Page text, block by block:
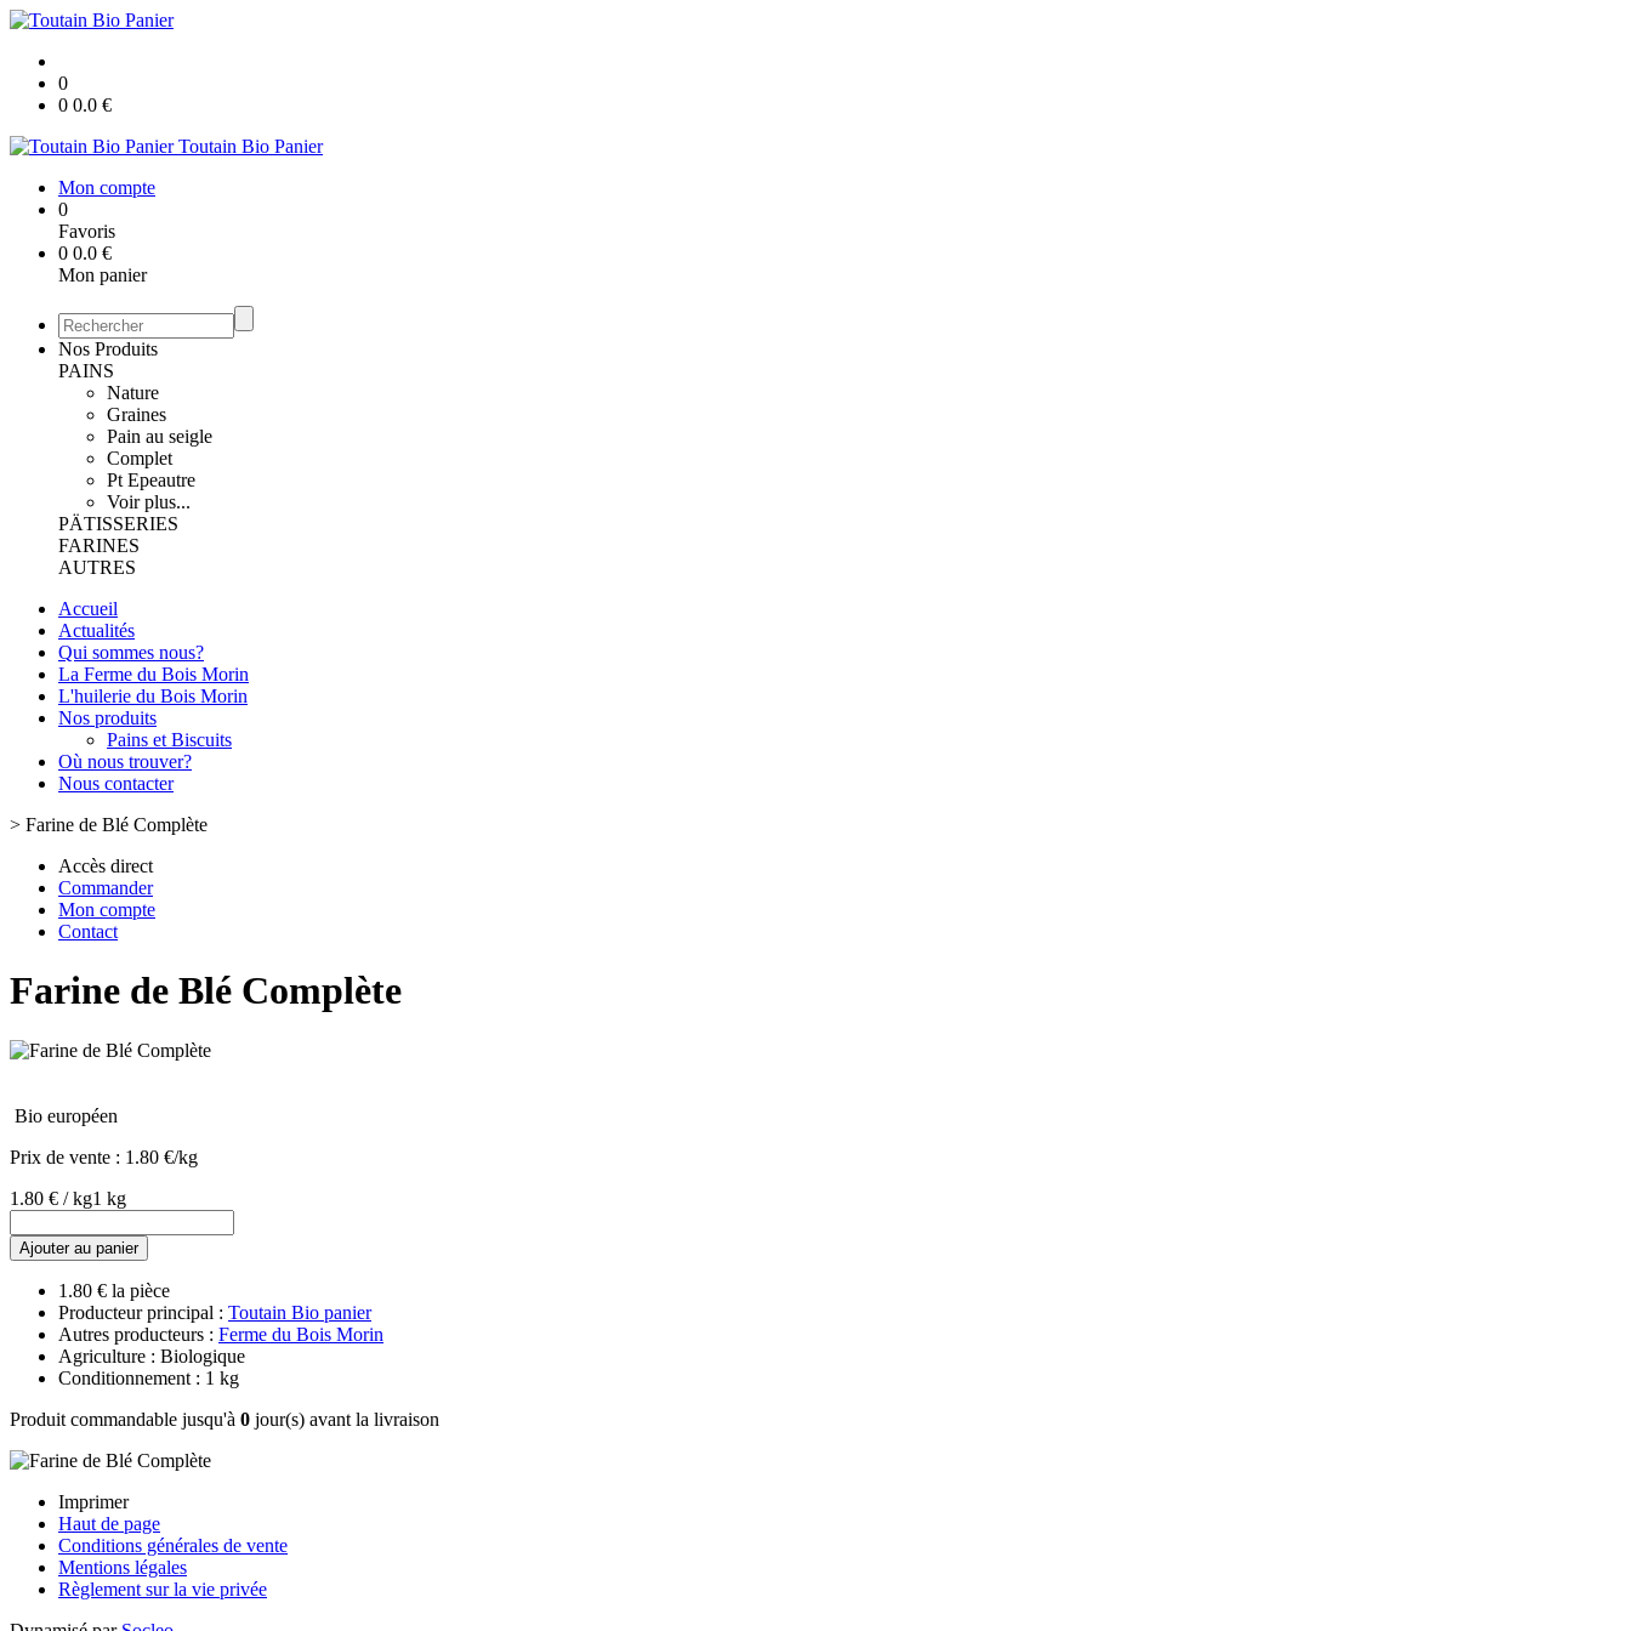
0
0 0.0 €
Toutain Bio Panier
Mon compte
0
Favoris
0 0.0 €
Mon panier
Nos Produits
PAINS
Nature
Graines
Pain au seigle
Complet
Pt Epeautre
Voir plus...
PÄTISSERIES
FARINES
AUTRES
Accueil
Actualités
Qui sommes nous?
La Ferme du Bois Morin
L'huilerie du Bois Morin
Nos produits
Pains et Biscuits
Où nous trouver?
Nous contacter
> Farine de Blé Complète
Accès direct
Commander
Mon compte
Contact
Farine de Blé Complète
Bio européen
Prix de vente : 1.80 €/kg
1.80 € / kg1 kg
Ajouter au panier
1.80 € la pièce
Producteur principal : Toutain Bio panier
Autres producteurs : Ferme du Bois Morin
Agriculture : Biologique
Conditionnement : 1 kg
Produit commandable jusqu'à 0 jour(s) avant la livraison
Imprimer
Haut de page
Conditions générales de vente
Mentions légales
Règlement sur la vie privée